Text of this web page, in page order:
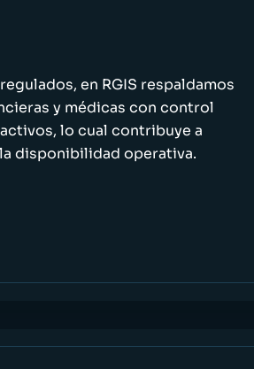
en RGIS respaldamos
y médicas con control
lo cual contribuye a
disponibilidad operativa.